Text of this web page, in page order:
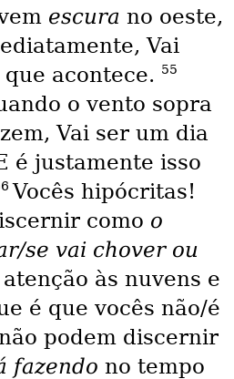
escura no oeste,
Vai
que acontece. 55
o vento sopra
Vai ser um dia
é justamente isso
Vocês hipócritas!
como o
se vai chover ou
às nuvens e
é que vocês não/é
podem discernir
fazendo no tempo